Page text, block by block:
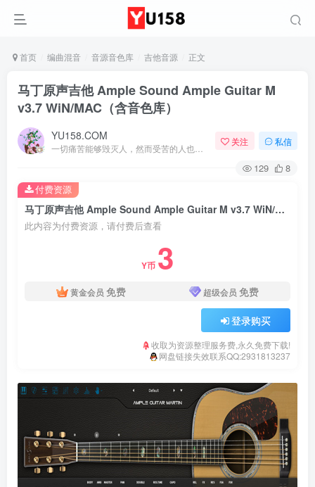
首页 编曲混音 音源音色库 吉他音源 正文
马丁原声吉他 Ample Sound Ample Guitar M
v3.7 WiN/MAC（含音色库）
YU158.COM 关注 私信
129 8
马丁原声吉他 Ample Sound Ample Guitar M v3.7 WiN/MAC（含音色库）
此内容为付费资源，请付费后查看
Y币 3
黄金会员 免费 超级会员 免费
登录购买
收取为资源整理服务费,永久免费下载!
网盘链接失效联系QQ:2931813237
付费资源